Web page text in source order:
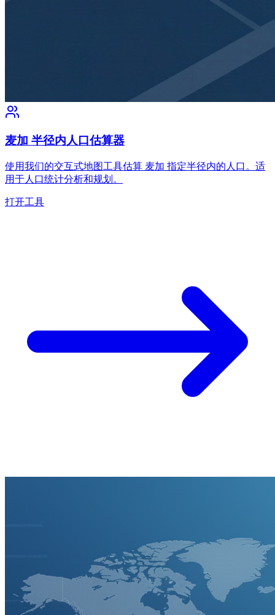
麦加 半径内人口估算器
使用我们的交互式地图工具估算 麦加 指定半径内的人口。适
用于人口统计分析和规划。
打开工具